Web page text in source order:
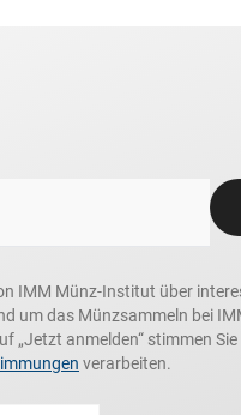
IMM Münz-Institut über
um das Münzsammeln bei
„Jetzt anmelden“ stimmen
verarbeiten.